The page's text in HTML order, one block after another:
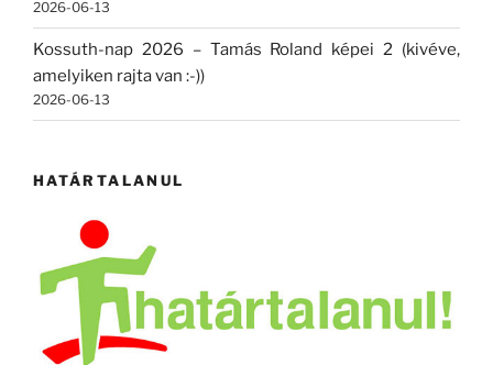
2026-06-13
Kossuth-nap 2026 – Tamás Roland képei 2 (kivéve,
amelyiken rajta van :-))
2026-06-13
HATÁRTALANUL